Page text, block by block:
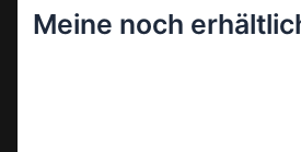
Meine noch